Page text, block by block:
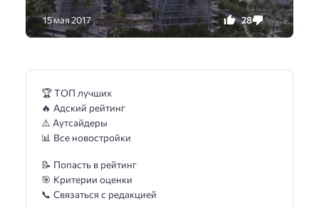
15 мая 2017 28 0
🏆 ТОП лучших
🔥 Адский рейтинг
⚠️ Аутсайдеры
📊 Все новостройки
📝 Попасть в рейтинг
🎯 Критерии оценки
📞 Связаться с редакцией